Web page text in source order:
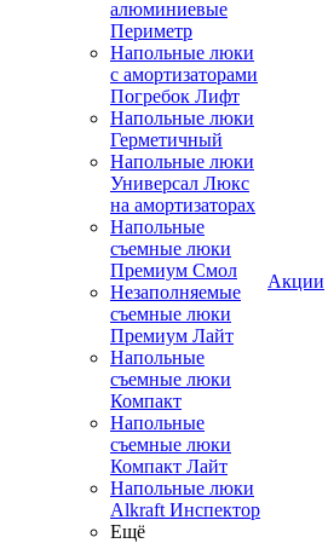
алюминиевые
Периметр
Напольные люки
с амортизаторами
Погребок Лифт
Напольные люки
Герметичный
Напольные люки
Универсал Люкс
на амортизаторах
Напольные
съемные люки
Премиум Смол
Незаполняемые
съемные люки
Премиум Лайт
Напольные
съемные люки
Компакт
Напольные
съемные люки
Компакт Лайт
Напольные люки
Alkraft Инспектор
Ещё
Акции